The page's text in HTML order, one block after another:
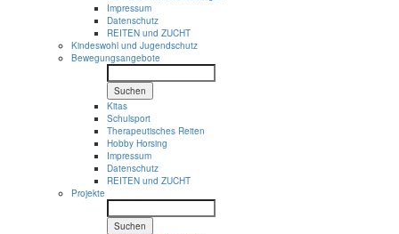
Impressum
Datenschutz
REITEN und ZUCHT
Kindeswohl und Jugendschutz
Bewegungsangebote
Suchen
Kitas
Schulsport
Therapeutisches Reiten
Hobby Horsing
Impressum
Datenschutz
REITEN und ZUCHT
Projekte
Suchen